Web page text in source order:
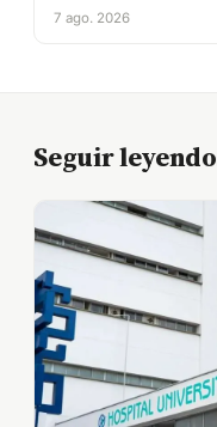
7 ago. 2026
Seguir leyendo